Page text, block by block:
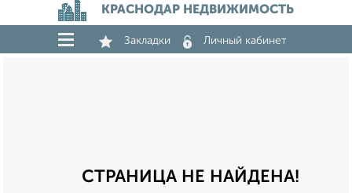
КРАСНОДАР НЕДВИЖИМОСТЬ
Закладки Личный кабинет
СТРАНИЦА НЕ НАЙДЕНА!